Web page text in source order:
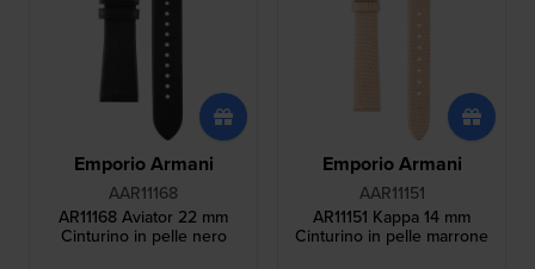
Emporio Armani
AAR11168
AR11168 Aviator 22 mm
Cinturino in pelle nero
Emporio Armani
AAR11151
AR11151 Kappa 14 mm
Cinturino in pelle marrone